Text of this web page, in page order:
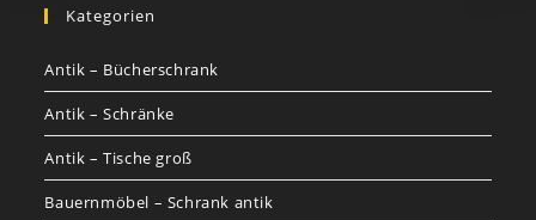
Kategorien
Antik – Bücherschrank
Antik – Schränke
Antik – Tische groß
Bauernmöbel – Schrank antik